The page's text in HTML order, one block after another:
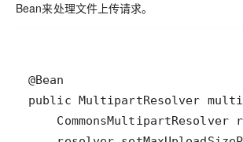
Bean来处理文件上传请求。